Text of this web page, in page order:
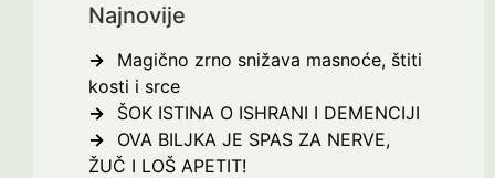
Najnovije
Magično zrno snižava masnoće, štiti
kosti i srce
ŠOK ISTINA O ISHRANI I DEMENCIJI
OVA BILJKA JE SPAS ZA NERVE,
ŽUČ I LOŠ APETIT!